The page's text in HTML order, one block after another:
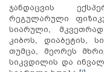
ჯანდაცვის
რეგულარული
სიარული,
კიბოს, დიაბეტის,
თუმცა, მეორეს
სიკვდილის და